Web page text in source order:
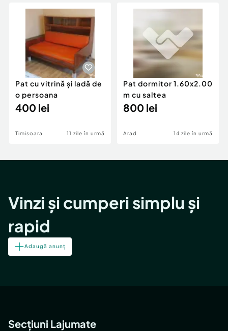
Servicii
Animale de companie
Afaceri și echipamente profesionale
Inchiriere Bunuri si Vehicule
Utilaje agricole si industriale
Piese auto si accesorii
Dacia Duster
Pat cu vitrină și ladă de
o persoana
400 lei
Timisoara 11 zile în urmă
Pat dormitor 1.60x2.00
m cu saltea
800 lei
Arad 14 zile în urmă
Vinzi și cumperi simplu și
rapid
Adaugă anunț
Secțiuni Lajumate